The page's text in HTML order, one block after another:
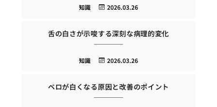
2026.03.26
知識
舌の白さが示唆する深刻な病理的変化
2026.03.26
知識
ベロが白くなる原因と改善のポイント